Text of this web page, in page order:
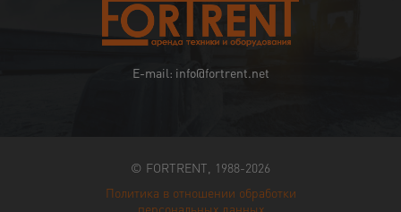
E-mail: info@fortrent.net
© FORTRENT, 1988-2026
Политика в отношении обработки
персональных данных